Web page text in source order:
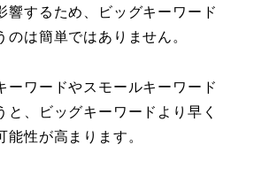
響するため、ビッグキーワード
は簡単ではありません。
ーワードやスモールキーワード
と、ビッグキーワードより早く
性が高まります。